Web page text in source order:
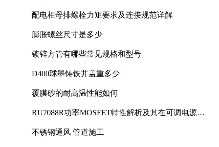
配电柜母排螺栓力矩要求及连接规范详解
膨胀螺丝尺寸是多少
镀锌方管有哪些常见规格和型号
D400球墨铸铁井盖重多少
覆膜砂的耐高温性能如何
RU7088R功率MOSFET特性解析及其在可调电源设
不锈钢通风 管道施工